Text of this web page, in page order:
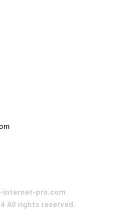
internet-pro.com
All rights reserved.